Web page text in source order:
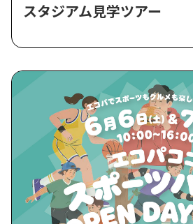
スタジアム見学ツアー